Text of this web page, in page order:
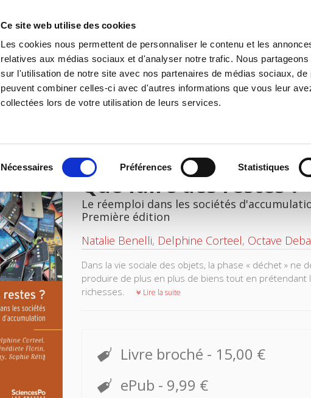
Ce site web utilise des cookies
Les cookies nous permettent de personnaliser le contenu et les
relatives aux médias sociaux et d'analyser notre trafic. Nous
sur l'utilisation de notre site avec nos partenaires de médias sociaux,
peuvent combiner celles-ci avec d'autres informations que vous leur
collectées lors de votre utilisation de leurs services.
Nécessaires Préférences Statistiques
Accueil Environnement Histoire
Que faire des restes ?
Le réemploi dans les sociétés
Première édition
Natalie Benelli, Delphine Corteel, Octave
Dans la vie sociale des objets, la phase « déchet »
produire de plus en plus de biens tout en
richesses.
Lire la suite
Livre broché - 15,00 €
ePub - 9,99 €